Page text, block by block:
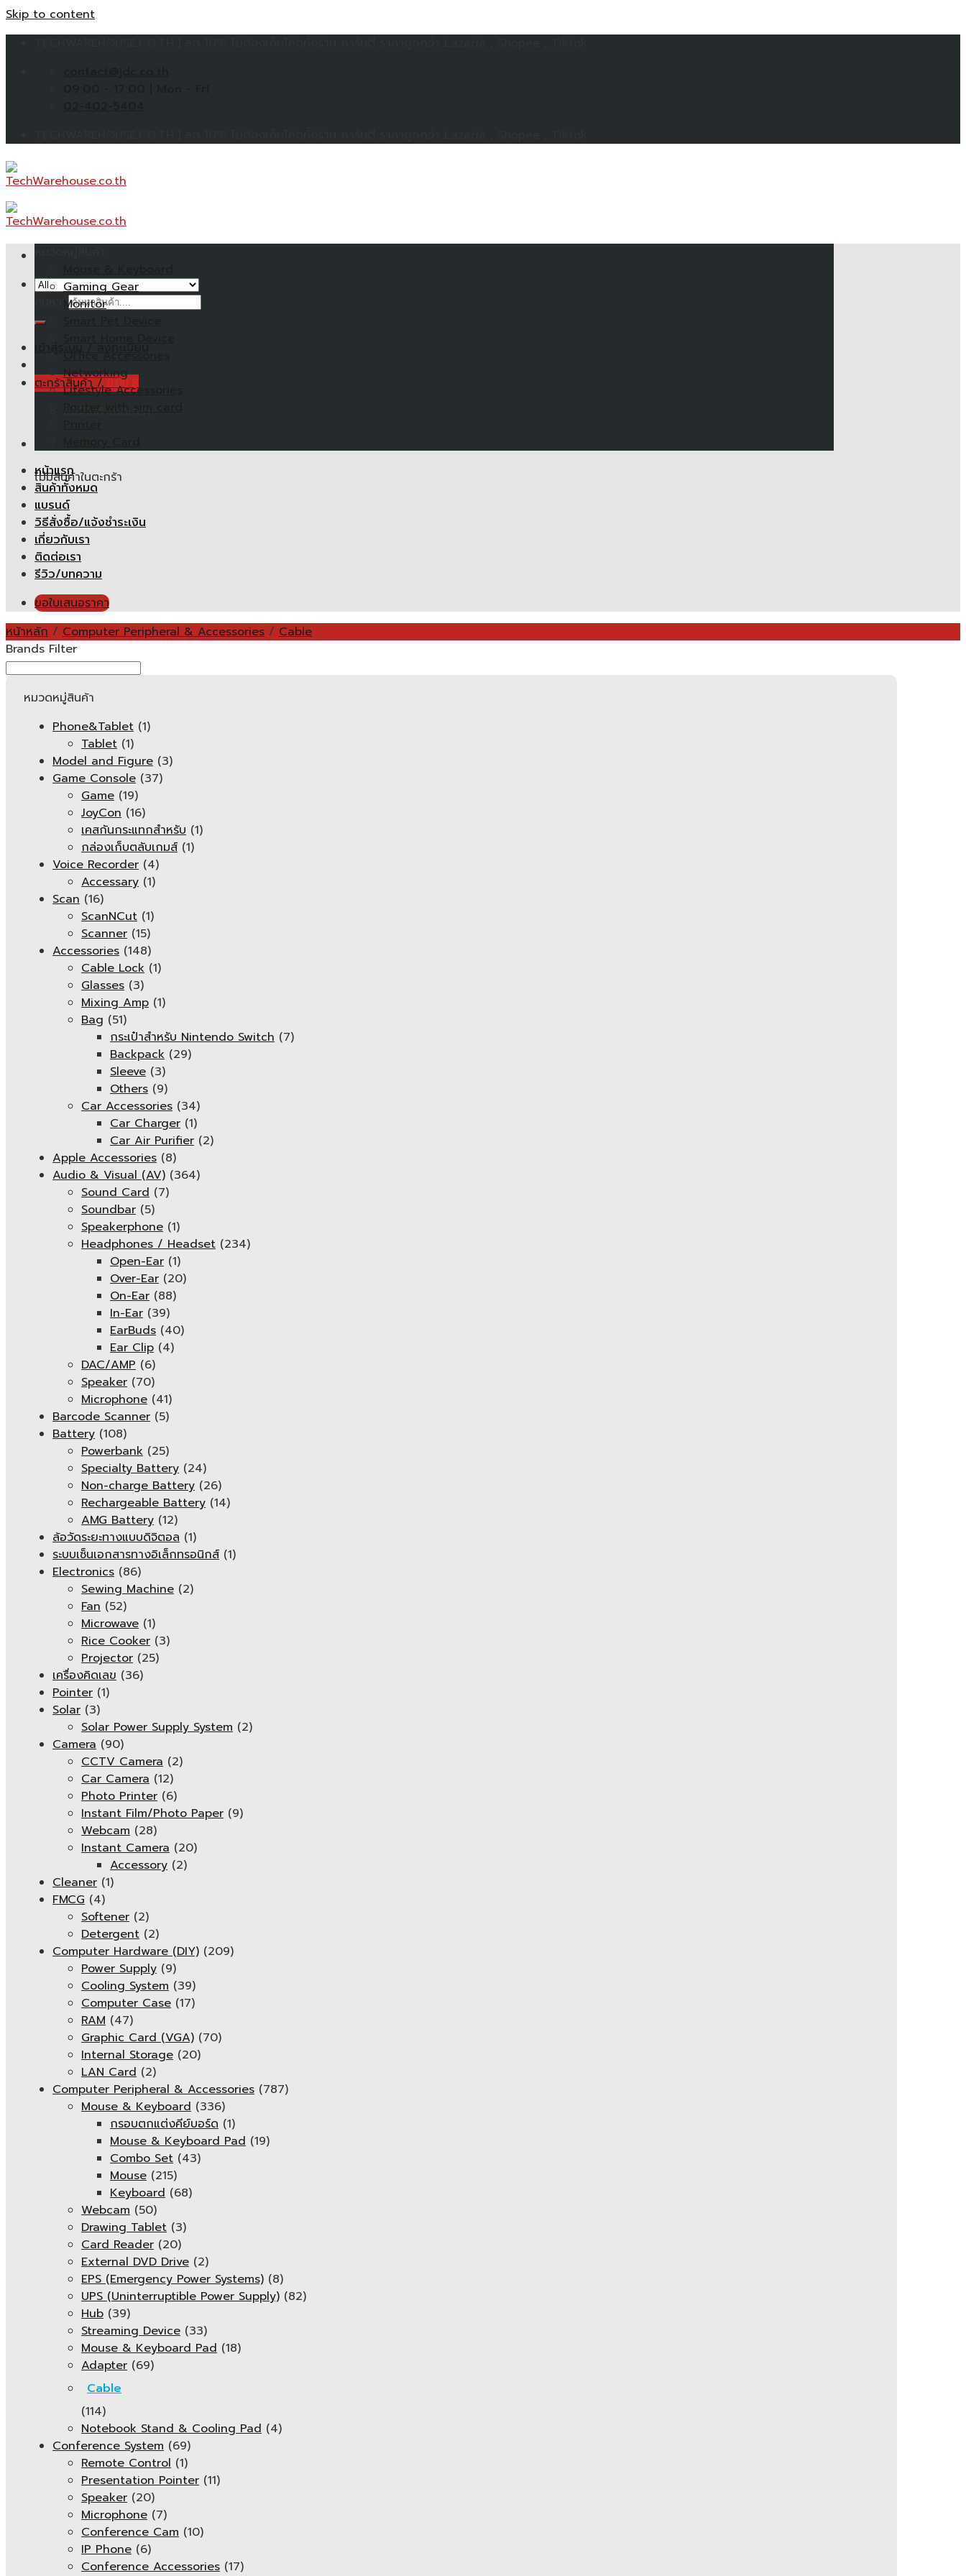
Skip to content
ตะกร้าสินค้า /0.00 ฿
ไม่มีสินค้าในตะกร้า
ไม่มีสินค้าในตะกร้า
Gaming Gear
Monitor
Networking
Lifestyle Accessories
Router with sim card
หน้าแรก
สินค้าทั้งหมด
แบรนด์
วิธีสั่งซื้อ/แจ้งชำระเงิน
เกี่ยวกับเรา
ติดต่อเรา
รีวิว/บทความ
ขอใบเสนอราคา
หน้าหลัก / Computer Peripheral & Accessories / Cable
Brands Filter
หมวดหมู่สินค้า
Phone&Tablet (1)
Tablet (1)
Model and Figure (3)
Game Console (37)
Game (19)
JoyCon (16)
เคสกันกระแทกสำหรับ (1)
กล่องเก็บตลับเกมส์ (1)
Voice Recorder (4)
Accessary (1)
Scan (16)
ScanNCut (1)
Scanner (15)
Accessories (148)
Cable Lock (1)
Glasses (3)
Mixing Amp (1)
Bag (51)
กระเป๋าสำหรับ Nintendo Switch (7)
Backpack (29)
Sleeve (3)
Others (9)
Car Accessories (34)
Car Charger (1)
Car Air Purifier (2)
Apple Accessories (8)
Audio & Visual (AV) (364)
Sound Card (7)
Soundbar (5)
Speakerphone (1)
Headphones / Headset (234)
Open-Ear (1)
Over-Ear (20)
On-Ear (88)
In-Ear (39)
EarBuds (40)
Ear Clip (4)
DAC/AMP (6)
Speaker (70)
Microphone (41)
Barcode Scanner (5)
Battery (108)
Powerbank (25)
Specialty Battery (24)
Non-charge Battery (26)
Rechargeable Battery (14)
AMG Battery (12)
ล้อวัดระยะทางแบบดิจิตอล (1)
ระบบเซ็นเอกสารทางอิเล็กทรอนิกส์ (1)
Electronics (86)
Sewing Machine (2)
Fan (52)
Microwave (1)
Rice Cooker (3)
Projector (25)
เครื่องคิดเลข (36)
Pointer (1)
Solar (3)
Solar Power Supply System (2)
Camera (90)
CCTV Camera (2)
Car Camera (12)
Photo Printer (6)
Instant Film/Photo Paper (9)
Webcam (28)
Instant Camera (20)
Accessory (2)
Cleaner (1)
FMCG (4)
Softener (2)
Detergent (2)
Computer Hardware (DIY) (209)
Power Supply (9)
Cooling System (39)
Computer Case (17)
RAM (47)
Graphic Card (VGA) (70)
Internal Storage (20)
LAN Card (2)
Computer Peripheral & Accessories (787)
Mouse & Keyboard (336)
กรอบตกแต่งคีย์บอร์ด (1)
Mouse & Keyboard Pad (19)
Combo Set (43)
Mouse (215)
Keyboard (68)
Webcam (50)
Drawing Tablet (3)
Card Reader (20)
External DVD Drive (2)
EPS (Emergency Power Systems) (8)
UPS (Uninterruptible Power Supply) (82)
Hub (39)
Streaming Device (33)
Mouse & Keyboard Pad (18)
Adapter (69)
Cable
(114)
Notebook Stand & Cooling Pad (4)
Conference System (69)
Remote Control (1)
Presentation Pointer (11)
Speaker (20)
Microphone (7)
Conference Cam (10)
IP Phone (6)
Conference Accessories (17)